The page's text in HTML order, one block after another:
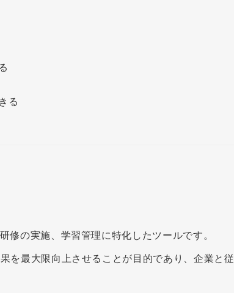
る
修の実施、学習管理に特化したツールです。
を最大限向上させることが目的であり、企業と従